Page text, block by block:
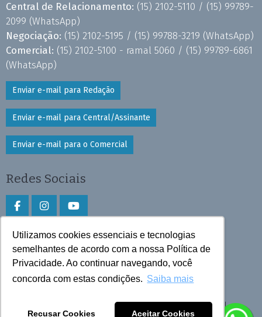
Utilizamos cookies essenciais e tecnologias
semelhantes de acordo com a nossa Política de
Privacidade. Ao continuar navegando, você
concorda com estas condições. Saiba mais
Recusar Cookies Aceitar Cookies
Central de Relacionamento: (15) 2102-5110 / (15) 99789-
2099 (WhatsApp)
Negociação: (15) 2102-5195 / (15) 99788-3219 (WhatsApp)
Comercial: (15) 2102-5100 - ramal 5060 / (15) 99789-6861
(WhatsApp)
Enviar e-mail para Redação
Enviar e-mail para Central/Assinante
Enviar e-mail para o Comercial
Redes Sociais
Faça download do aplicativo
Play Store e App Store
Todos os direitos reservados © 2026 Cruzeiro do Sul